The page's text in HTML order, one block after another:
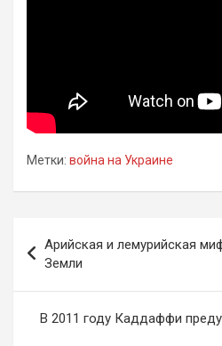
Метки: война на Украине
по
записям
Арийская и лемурийская
Земли
В 2011 году Каддаффи